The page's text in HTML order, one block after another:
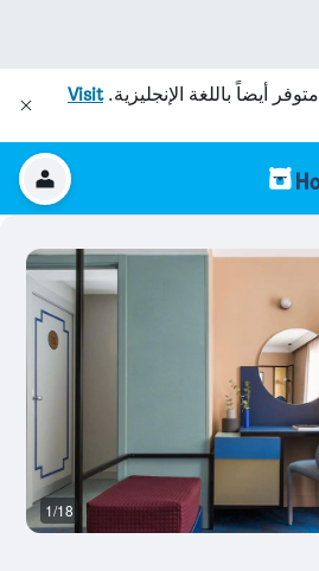
متوفر أيضاً باللغة الإنجليزية.Visit
1/18